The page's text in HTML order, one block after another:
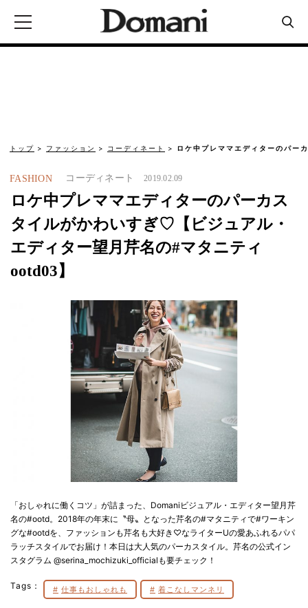
トップ ファッション コーディネート ロケ中プレママエディターのパー
FASHION コーディネート 2019.02.09
ロケ中プレママエディターのパーカス
タイルがかわいすぎ♡【ビジュアル・
エディター望月芹名の#マタニティ
ootd03】
「おしゃれに働くコツ」が詰まった、Domaniビジュアル・エディター望月芹
名の#ootd。2018年の年末に〝母〟となった芹名の#マタニティで#ワーキン
グな#ootdを、ファッションも芹名も大好き♡なライターUの愛あふれるパパ
ラッチスタイルでお届け！本日は大人気のパーカスタイル。芹名の公式イン
スタグラム @serina_mochizuki_officialも要チェック！
Tags： 仕事もおしゃれも 着こなしマンネリ